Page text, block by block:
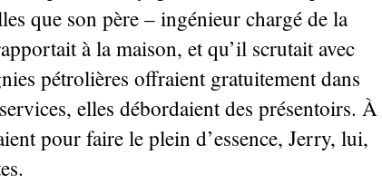
que son père – ingénieur chargé de la
à la maison, et qu’il scrutait avec
pétrolières offraient gratuitement dans
elles débordaient des présentoirs. À
pour faire le plein d’essence, Jerry, lui,